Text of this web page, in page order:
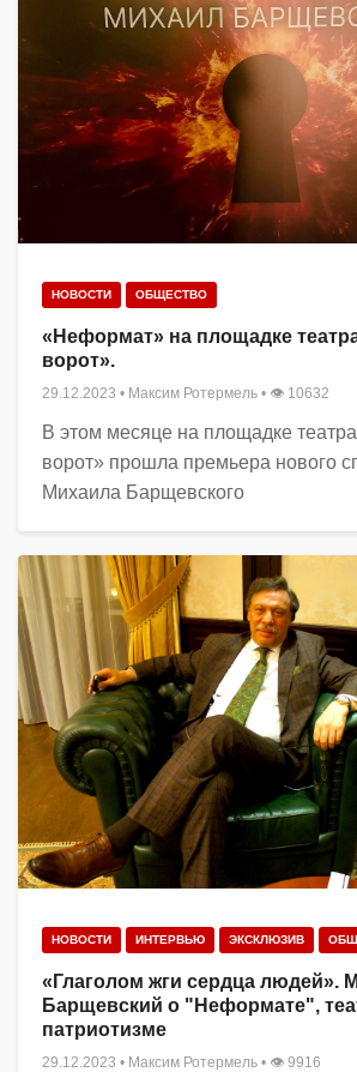
НОВОСТИ ОБЩЕСТВО
«Неформат» на площадке
ворот».
29.12.2023 • Максим Ротермель • 👁 10632
В этом месяце на площадке
ворот» прошла премьера нового
Михаила Барщевского
НОВОСТИ ИНТЕРВЬЮ ЭКСКЛЮЗИВ
«Глаголом жги сердца людей».
Барщевский о "Неформате",
патриотизме
29.12.2023 • Максим Ротермель • 👁 9916